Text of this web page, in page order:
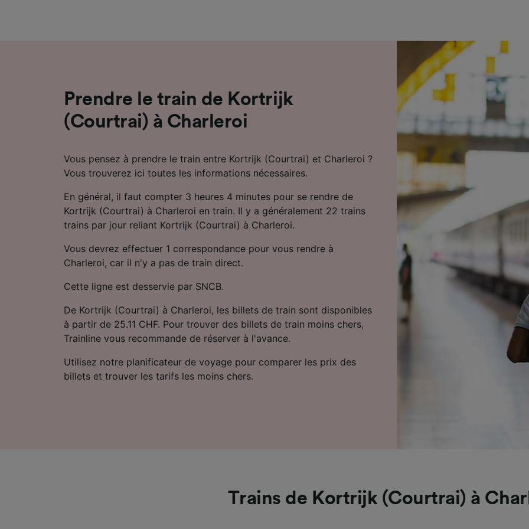
Prendre le train de Kortrijk
(Courtrai) à Charleroi
Vous pensez à prendre le train entre Kortrijk (Courtrai) et Charleroi ?
Vous trouverez ici toutes les informations nécessaires.
En général, il faut compter 3 heures 4 minutes pour se rendre de
Kortrijk (Courtrai) à Charleroi en train. Il y a généralement 22 trains
trains par jour reliant Kortrijk (Courtrai) à Charleroi.
Vous devrez effectuer 1 correspondance pour vous rendre à
Charleroi, car il n'y a pas de train direct.
Cette ligne est desservie par SNCB.
De Kortrijk (Courtrai) à Charleroi, les billets de train sont disponibles
à partir de 25.11 CHF. Pour trouver des billets de train moins chers,
Trainline vous recommande de réserver à l'avance.
Utilisez notre planificateur de voyage pour comparer les prix des
billets et trouver les tarifs les moins chers.
Trains de Kortrijk (Courtrai) à